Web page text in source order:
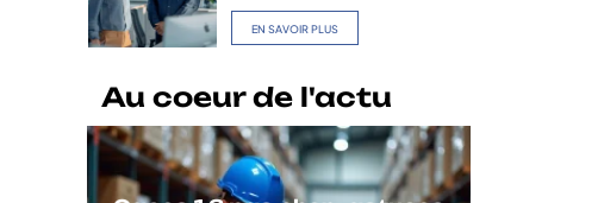
EN SAVOIR PLUS
Au coeur de l'actu